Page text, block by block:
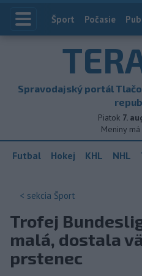
Index
Šport Počasie
Spravodajský portál
Piatok 7.
Meniny má
Futbal Hokej KHL NHL
< sekcia Šport
Trofej
malá, dostala
prstenec